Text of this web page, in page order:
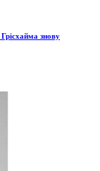
знову